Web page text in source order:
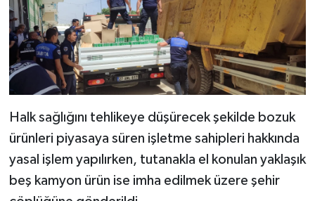
Halk sağlığını tehlikeye düşürecek şekilde bozuk
ürünleri piyasaya süren işletme sahipleri hakkında
yasal işlem yapılırken, tutanakla el konulan yaklaşık
beş kamyon ürün ise imha edilmek üzere şehir